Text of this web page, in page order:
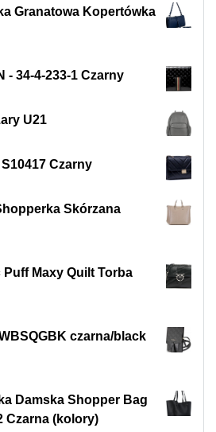
Granatowa Kopertówka
- 34-4-233-1 Czarny
U21
Czarny
Skórzana
Maxy Quilt Torba
czarna/black
Damska Shopper Bag
Czarna (kolory)